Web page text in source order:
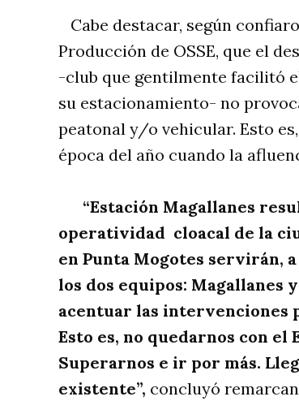
Cabe destacar, según
Producción de OSSE, que el
-club que gentilmente facilitó
su estacionamiento- no
peatonal y/o vehicular. Esto
época del año cuando la
“Estación Magallanes
operatividad cloacal de la
en Punta Mogotes servirán,
los dos equipos: Magallanes
acentuar las intervenciones
Esto es, no quedarnos con
Superarnos e ir por más.
existente”, concluyó